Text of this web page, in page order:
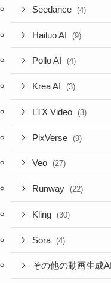
Seedance (4)
Hailuo AI (9)
Pollo AI (4)
Krea AI (3)
LTX Video (3)
PixVerse (9)
Veo (27)
Runway (22)
Kling (30)
Sora (4)
その他の動画生成AI